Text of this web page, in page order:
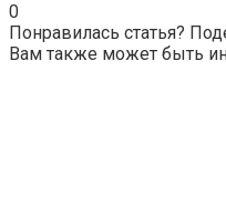
0
Понравилась статья?
Вам также может быть